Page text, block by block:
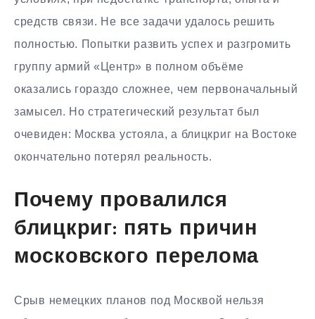
средств связи. Не все задачи удалось решить
полностью. Попытки развить успех и разгромить
группу армий «Центр» в полном объёме
оказались гораздо сложнее, чем первоначальный
замысел. Но стратегический результат был
очевиден: Москва устояла, а блицкриг на Востоке
окончательно потерял реальность.
Почему провалился
блицкриг: пять причин
московского перелома
Срыв немецких планов под Москвой нельзя